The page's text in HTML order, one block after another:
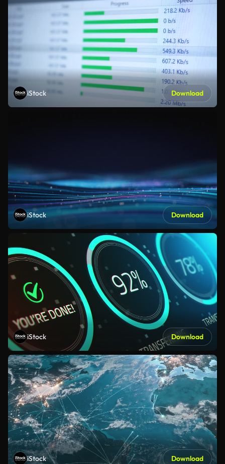
iStock Download
iStock Download
iStock Download
iStock Download